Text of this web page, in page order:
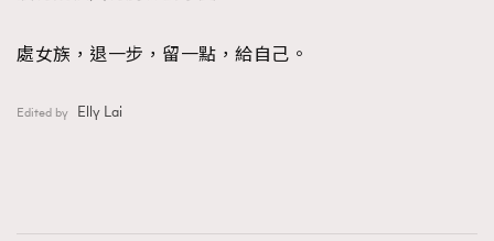
處女族，退一步，留一點，給自己。
Edited by Elly Lai